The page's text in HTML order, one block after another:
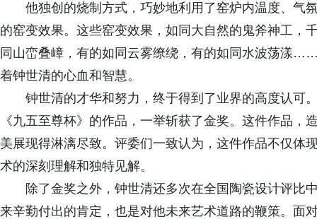
他独创的烧制方式，巧妙地利用了窑炉内温度、气
的窑变效果。这些窑变效果，如同大自然的鬼斧神工，
同山峦叠嶂，有的如同云雾缭绕，有的如同水波荡漾
着钟世清的心血和智慧。
钟世清的才华和努力，终于得到了业界的高度认可
《九五至尊杯》的作品，一举斩获了金奖。这件作品
美展现得淋漓尽致。评委们一致认为，这件作品不仅体
术的深刻理解和独特见解。
除了金奖之外，钟世清还多次在全国陶瓷设计评比
来辛勤付出的肯定，也是对他未来艺术道路的鞭策。面